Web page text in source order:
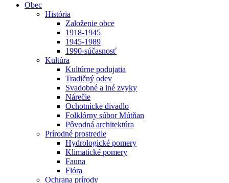
Obec
História
Založenie obce
1918-1945
1945-1989
1990-súčasnosť
Kultúra
Kultúrne podujatia
Tradičný odev
Svadobné a iné zvyky
Nárečie
Ochotnícke divadlo
Folklórny súbor Mútňan
Pôvodná architektúra
Prírodné prostredie
Hydrologické pomery
Klimatické pomery
Fauna
Flóra
Ochrana prírody